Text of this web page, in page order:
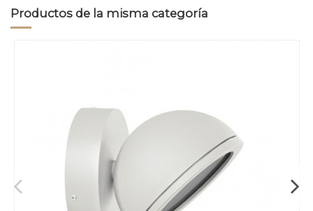
Productos de la misma categoría